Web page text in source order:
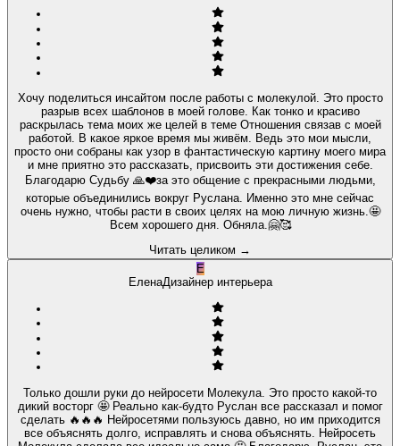
Хочу поделиться инсайтом после работы с молекулой. Это просто
разрыв всех шаблонов в моей голове. Как тонко и красиво
раскрылась тема моих же целей в теме Отношения связав с моей
работой. В какое яркое время мы живём. Ведь это мои мысли,
просто они собраны как узор в фантастическую картину моего мира
и мне приятно это рассказать, присвоить эти достижения себе.
Благодарю Судьбу 🙏❤️за это общение с прекрасными людьми,
которые объединились вокруг Руслана. Именно это мне сейчас
очень нужно, чтобы расти в своих целях на мою личную жизнь.🤩
Всем хорошего дня. Обняла.🤗🥰
Читать целиком →
Е
ЕленаДизайнер интерьера
Только дошли руки до нейросети Молекула. Это просто какой-то
дикий восторг 🤩 Реально как-будто Руслан все рассказал и помог
сделать 🔥🔥🔥 Нейросетями пользуюсь давно, но им приходится
все объяснять долго, исправлять и снова объяснять. Нейросеть